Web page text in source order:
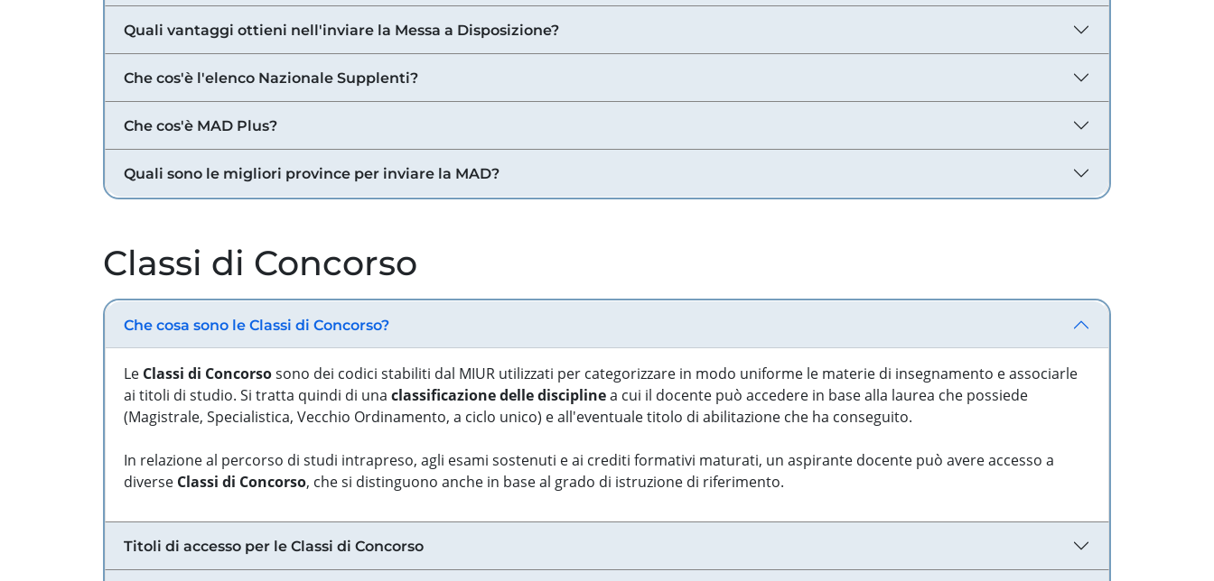
Quali vantaggi ottieni nell'inviare la Messa a Disposizione?
Che cos'è l'elenco Nazionale Supplenti?
Che cos'è MAD Plus?
Quali sono le migliori province per inviare la MAD?
Classi di Concorso
Che cosa sono le Classi di Concorso?
Le Classi di Concorsosono dei codici stabiliti dal MIUR utilizzati per categorizzare in modo uniforme le materie di insegnamento e associarle
ai titoli di studio. Si tratta quindi di una classificazione delle disciplinea cui il docente può accedere in base alla laurea che possiede
(Magistrale, Specialistica, Vecchio Ordinamento, a ciclo unico) e all'eventuale titolo di abilitazione che ha conseguito.
In relazione al percorso di studi intrapreso, agli esami sostenuti e ai crediti formativi maturati, un aspirante docente può avere accesso a
diverse Classi di Concorso, che si distinguono anche in base al grado di istruzione di riferimento.
Titoli di accesso per le Classi di Concorso